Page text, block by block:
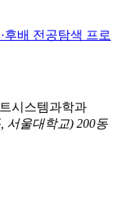
후배 전공탐색 프로
시스템과학과
서울대학교) 200동